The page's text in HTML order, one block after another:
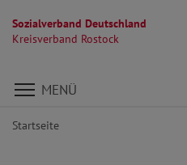
Sozialverband Deutschland
Kreisverband Rostock
Direkt zu den Inhalten
MENÜ
Startseite